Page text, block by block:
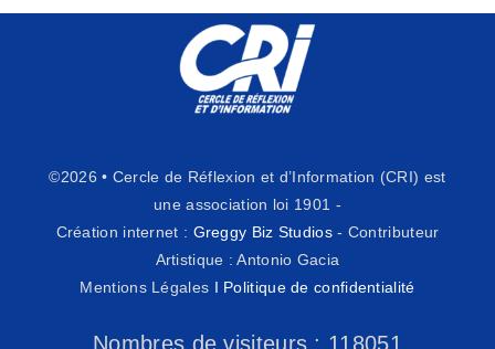
©2026 • Cercle de Réflexion et d’Information (CRI) est
une association loi 1901 -
Création internet : Greggy Biz Studios- Contributeur
Artistique : Antonio Gacia
Mentions Légales I Politique de confidentialité
Nombres de visiteurs : 118051